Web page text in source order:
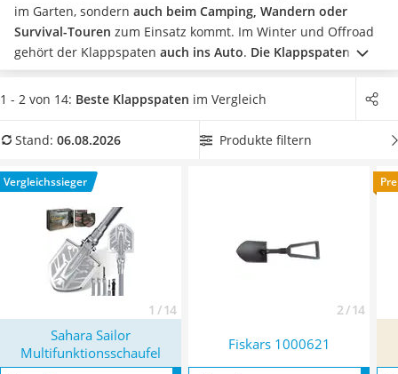
Fliesenschneider
Hochdruckreiniger
Doppelschleifer
Überwachungskamera
Benzinrasenmäher mit Elektrostart
Löschdecke
Winterharte Palmen
Gasdurchlauferhitzer
im Garten, sondern auch beim Camping, Wandern oder
Survival-Touren zum Einsatz kommt. Im Winter und Offroad
gehört der Klappspaten auch ins Auto. Die Klappspaten in
unserer Vergleichstabelle haben eine Transportlänge von
bis zu 33 cmund wiegen kaum mehr als ein Kilogramm.
Klappspaten-Tests geben folgenden Insider-Tipp: Wenn Sie
damit auch mal einen störenden Ast entfernen. Überzeugt
hat uns hier im August 2026 besonders das Modell
Sailor Multifunktionsschaufel
1 - 2 von 14: Beste Klappspaten im Vergleich
Stand: 06.08.2026 Produkte filtern
Vergleichssieger
1 / 14 2 / 14
Sahara Sailor
Multifunktionsschaufel
Fiskars 1000621